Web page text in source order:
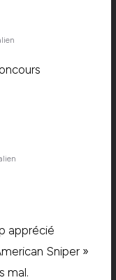
apprécié
Sniper »
mal.